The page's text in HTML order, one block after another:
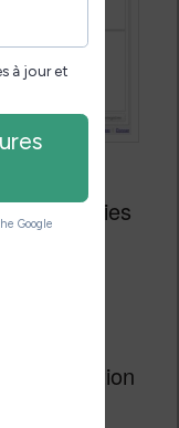
j’ai
les parties
faire :
de traduction